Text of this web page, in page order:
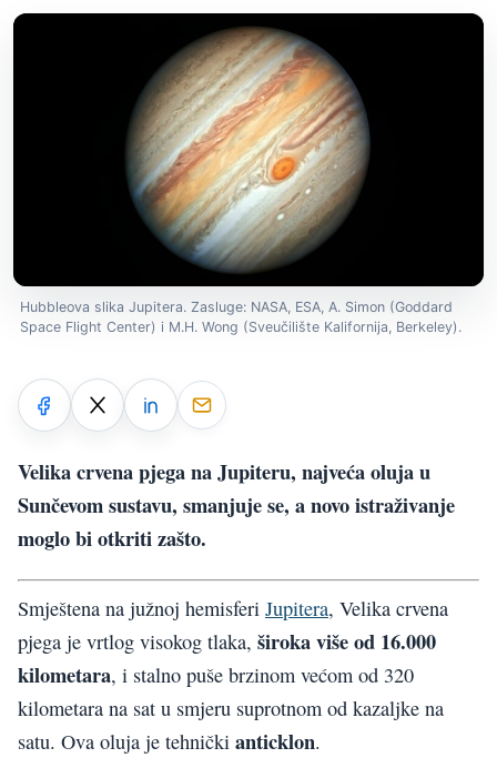
Hubbleova slika Jupitera. Zasluge: NASA, ESA, A. Simon (Goddard
Space Flight Center) i M.H. Wong (Sveučilište Kalifornija, Berkeley).
Velika crvena pjega na Jupiteru, najveća oluja u
Sunčevom sustavu, smanjuje se, a novo istraživanje
moglo bi otkriti zašto.
Smještena na južnoj hemisferi Jupitera, Velika crvena
pjega je vrtlog visokog tlaka, široka više od 16.000
kilometara, i stalno puše brzinom većom od 320
kilometara na sat u smjeru suprotnom od kazaljke na
satu. Ova oluja je tehnički anticklon.